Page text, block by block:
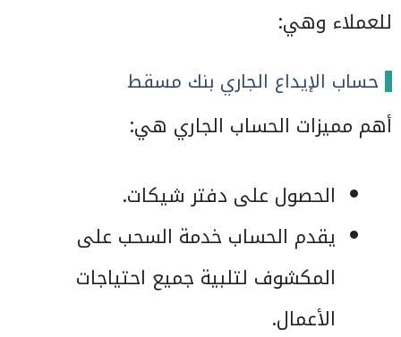
للعملاء وهي:
حساب الإيداع الجاري بنك مسقط
أهم مميزات الحساب الجاري هي:
الحصول على دفتر شيكات.
يقدم الحساب خدمة السحب على
المكشوف لتلبية جميع احتياجات
الأعمال.